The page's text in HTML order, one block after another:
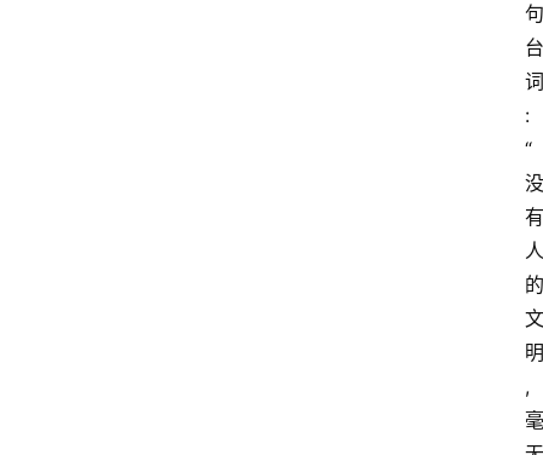
句
台
词
:
“
没
有
人
的
文
明
,
毫